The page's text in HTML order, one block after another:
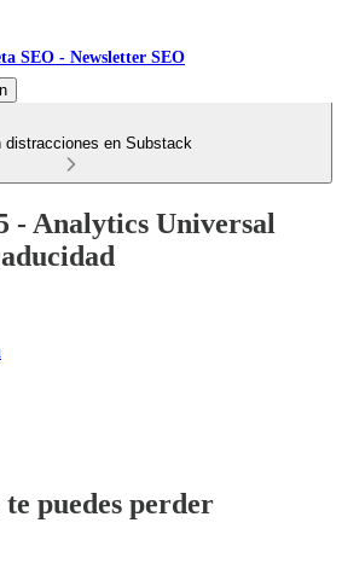
SEO - Newsletter SEO
distracciones en Substack
- Analytics Universal
puedes perder